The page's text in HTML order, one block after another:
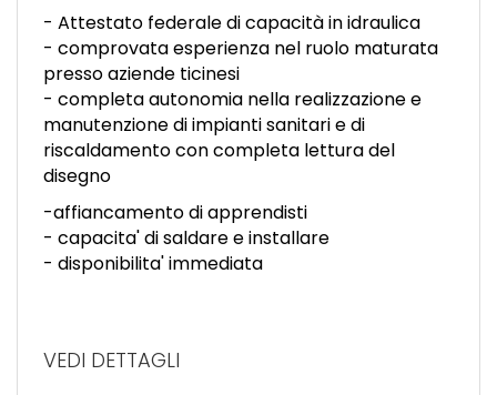
IT
DE
ES
- Attestato federale di capacità in idraulica
- comprovata esperienza nel ruolo maturata
presso aziende ticinesi
- completa autonomia nella realizzazione e
manutenzione di impianti sanitari e di
riscaldamento con completa lettura del
disegno
-affiancamento di apprendisti
- capacita' di saldare e installare
- disponibilita' immediata
VEDI DETTAGLI